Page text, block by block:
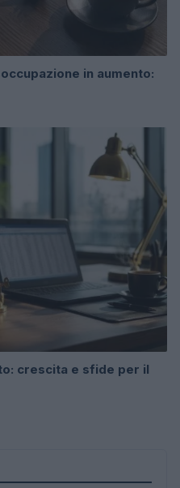
in aumento:
crescita e sfide per il